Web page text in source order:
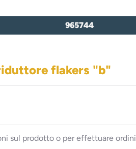
965744
flakers "b"
sul prodotto o per effettuare ordini